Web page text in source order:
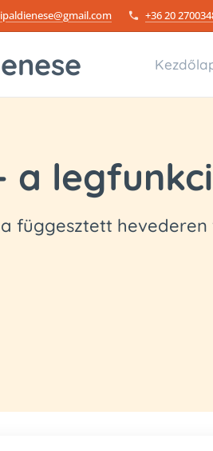
+36 20
a
függesztett